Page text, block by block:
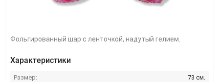
Фольгированный шар с ленточкой, надутый гелием.
Характеристики
Размер:
73 см.